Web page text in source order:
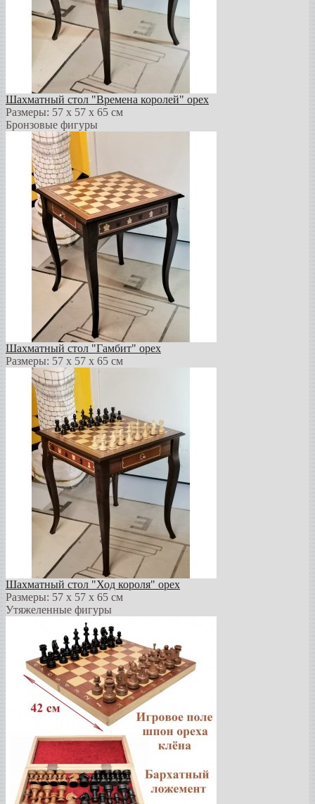
Шахматный стол "Времена королей" орех
Размеры: 57 х 57 х 65 см
Бронзовые фигуры
Шахматный стол "Гамбит" орех
Размеры: 57 х 57 х 65 см
Шахматный стол "Ход короля" орех
Размеры: 57 х 57 х 65 см
Утяжеленные фигуры